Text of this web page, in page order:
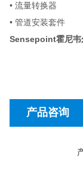
• 流量转换器
• 管道安装套件
Sensepoint霍尼韦
产品咨询